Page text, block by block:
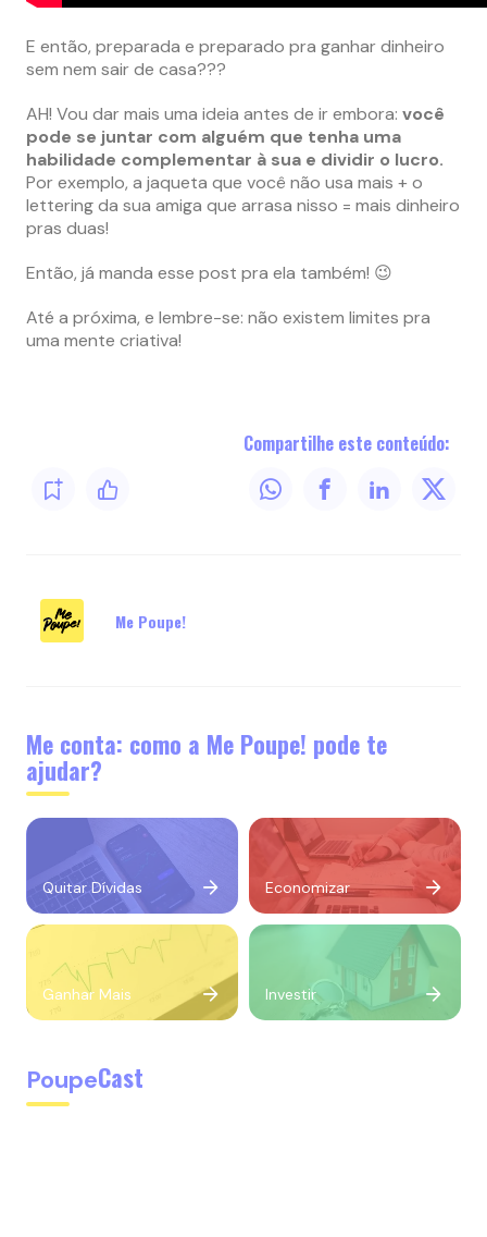
E então, preparada e preparado pra ganhar dinheiro
sem nem sair de casa???
AH! Vou dar mais uma ideia antes de ir embora: você
pode se juntar com alguém que tenha uma
habilidade complementar à sua e dividir o lucro.
Por exemplo, a jaqueta que você não usa mais + o
lettering da sua amiga que arrasa nisso = mais dinheiro
pras duas!
Então, já manda esse post pra ela também! 😉
Até a próxima, e lembre-se: não existem limites pra
uma mente criativa!
Compartilhe este conteúdo:
Me Poupe!
Me conta: como a Me Poupe! pode te
ajudar?
Quitar Dívidas Economizar
Ganhar Mais Investir
PoupeCast